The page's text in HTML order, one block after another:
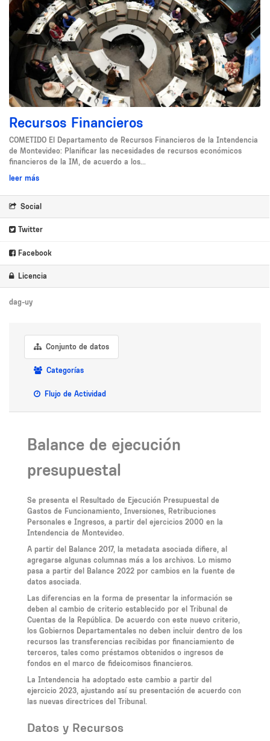
Recursos Financieros
COMETIDO El Departamento de Recursos Financieros de la Intendencia
de Montevideo: Planificar las necesidades de recursos económicos
financieros de la IM, de acuerdo a los...
leer más
Social
Twitter
Facebook
Licencia
dag-uy
Conjunto de datos
Categorías
Flujo de Actividad
Balance de ejecución
presupuestal
Se presenta el Resultado de Ejecución Presupuestal de
Gastos de Funcionamiento, Inversiones, Retribuciones
Personales e Ingresos, a partir del ejercicios 2000 en la
Intendencia de Montevideo.
A partir del Balance 2017, la metadata asociada difiere, al
agregarse algunas columnas más a los archivos. Lo mismo
pasa a partir del Balance 2022 por cambios en la fuente de
datos asociada.
Las diferencias en la forma de presentar la información se
deben al cambio de criterio establecido por el Tribunal de
Cuentas de la República. De acuerdo con este nuevo criterio,
los Gobiernos Departamentales no deben incluir dentro de los
recursos las transferencias recibidas por financiamiento de
terceros, tales como préstamos obtenidos o ingresos de
fondos en el marco de fideicomisos financieros.
La Intendencia ha adoptado este cambio a partir del
ejercicio 2023, ajustando así su presentación de acuerdo con
las nuevas directrices del Tribunal.
Datos y Recursos